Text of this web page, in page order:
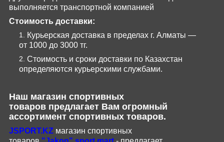
выполняется транспортной компанией
Стоимость доставки:
Курьерская доставка в пределах г. Алматы —
от 1000 до 3000 тг.
Стоимость и сроки доставки по Казахстан
определяются курьерскими службами.
Наш магазин спортивных
товаров предлагает Вам огромный
ассортимент спортивных товаров.
JSPORT.KZ магазин спортивных